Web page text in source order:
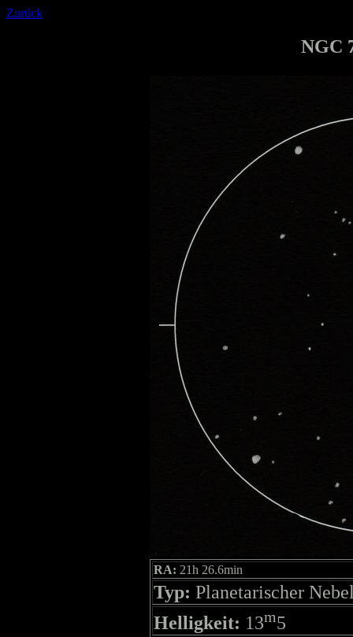
Zurück
NGC
RA: 21h 26.6min
Typ: Planetarischer
Helligkeit: 13m5